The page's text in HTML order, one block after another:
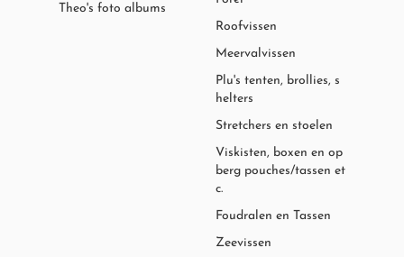
Theo's foto albums
Roofvissen
Meervalvissen
Plu's tenten, brollies, s
helters
Stretchers en stoelen
Viskisten, boxen en op
berg pouches/tassen et
c.
Foudralen en Tassen
Zeevissen